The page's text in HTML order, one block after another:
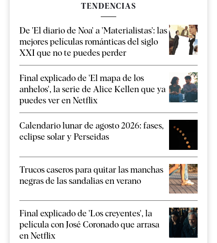
TENDENCIAS
De 'El diario de Noa' a 'Materialistas': las
mejores películas románticas del siglo
XXI que no te puedes perder
Final explicado de 'El mapa de los
anhelos', la serie de Alice Kellen que ya
puedes ver en Netflix
Calendario lunar de agosto 2026: fases,
eclipse solar y Perseidas
Trucos caseros para quitar las manchas
negras de las sandalias en verano
Final explicado de 'Los creyentes', la
película con José Coronado que arrasa
en Netflix